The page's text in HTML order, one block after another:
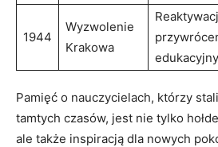
1944
Wyzwolenie
Krakowa
Pamięć o nauczycielach, którzy
tamtych czasów, jest nie tylko
ale także inspiracją dla nowych